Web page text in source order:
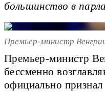
большинство в
Премьер-министр
Премьер-министр
бессменно
официально